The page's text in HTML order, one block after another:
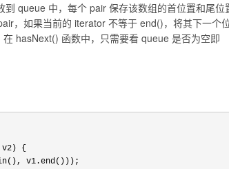
queue 中，每个 pair 保存该数组的首位置和尾位
，如果当前的 iterator 不等于 end()，将其下一个
hasNext() 函数中，只需要看 queue 是否为空即
v2) {
v1.end()));